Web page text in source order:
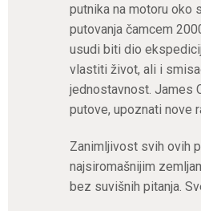
putnika na motoru oko
putovanja čamcem
usudi biti dio
vlastiti život, ali i
jednostavnost. James
putove, upoznati nove
Zanimljivost svih ovih
najsiromašnijim
bez suvišnih pitanja.